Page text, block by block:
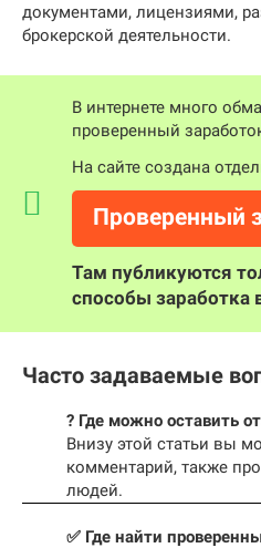
документами, лицензиями,
брокерской деятельности.
В интернете много
проверенный
На сайте создана
Проверенный
Там публикуются
способы заработка
Часто задаваемые
? Где можно оставить
Внизу этой статьи вы
комментарий, также
людей.
✅ Где найти